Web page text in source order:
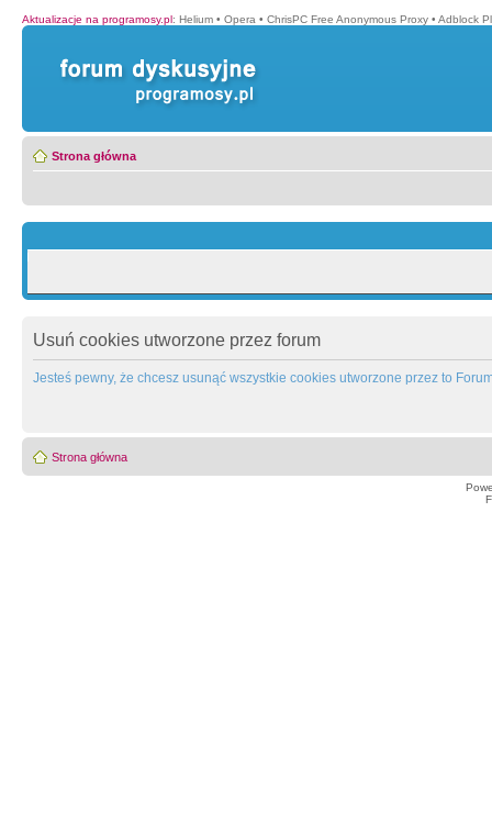
Aktualizacje na programosy.pl: Helium • Opera • ChrisPC Free Anonymous Proxy • Adblock
Strona główna
Usuń cookies utworzone przez forum
Jesteś pewny, że chcesz usunąć wszystkie cookies utworzone przez to
Strona główna